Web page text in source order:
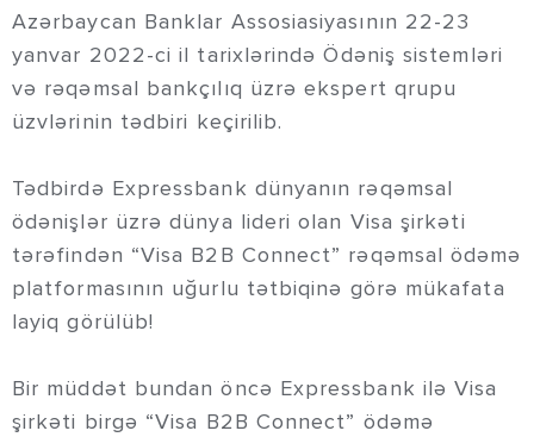
Azərbaycan Banklar Assosiasiyasının 22-23
yanvar 2022-ci il tarixlərində Ödəniş sistemləri
və rəqəmsal bankçılıq üzrə ekspert qrupu
üzvlərinin tədbiri keçirilib.
Tədbirdə Expressbank dünyanın rəqəmsal
ödənişlər üzrə dünya lideri olan Visa şirkəti
tərəfindən “Visa B2B Connect” rəqəmsal ödəmə
platformasının uğurlu tətbiqinə görə mükafata
layiq görülüb!
Bir müddət bundan öncə Expressbank ilə Visa
şirkəti birgə “Visa B2B Connect” ödəmə